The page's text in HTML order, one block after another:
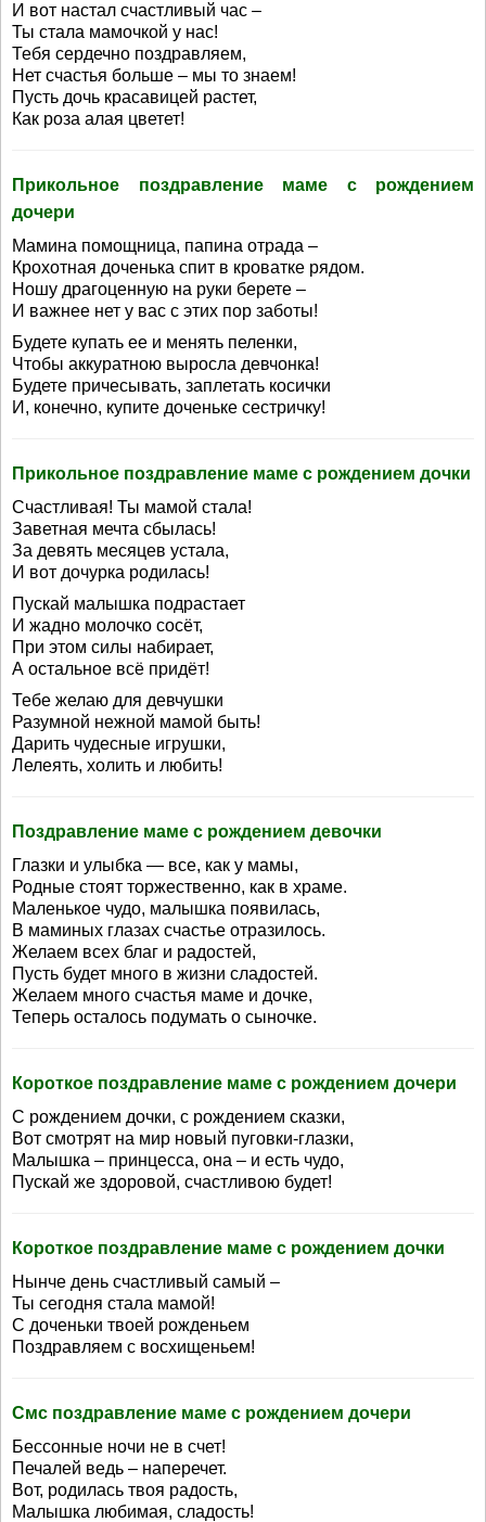
И вот настал счастливый час –
Ты стала мамочкой у нас!
Тебя сердечно поздравляем,
Нет счастья больше – мы то знаем!
Пусть дочь красавицей растет,
Как роза алая цветет!
Прикольное поздравление маме с рождением
дочери
Мамина помощница, папина отрада –
Крохотная доченька спит в кроватке рядом.
Ношу драгоценную на руки берете –
И важнее нет у вас с этих пор заботы!
Будете купать ее и менять пеленки,
Чтобы аккуратною выросла девчонка!
Будете причесывать, заплетать косички
И, конечно, купите доченьке сестричку!
Прикольное поздравление маме с рождением дочки
Счастливая! Ты мамой стала!
Заветная мечта сбылась!
За девять месяцев устала,
И вот дочурка родилась!
Пускай малышка подрастает
И жадно молочко сосёт,
При этом силы набирает,
А остальное всё придёт!
Тебе желаю для девчушки
Разумной нежной мамой быть!
Дарить чудесные игрушки,
Лелеять, холить и любить!
Поздравление маме с рождением девочки
Глазки и улыбка — все, как у мамы,
Родные стоят торжественно, как в храме.
Маленькое чудо, малышка появилась,
В маминых глазах счастье отразилось.
Желаем всех благ и радостей,
Пусть будет много в жизни сладостей.
Желаем много счастья маме и дочке,
Теперь осталось подумать о сыночке.
Короткое поздравление маме с рождением дочери
С рождением дочки, с рождением сказки,
Вот смотрят на мир новый пуговки-глазки,
Малышка – принцесса, она – и есть чудо,
Пускай же здоровой, счастливою будет!
Короткое поздравление маме с рождением дочки
Нынче день счастливый самый –
Ты сегодня стала мамой!
С доченьки твоей рожденьем
Поздравляем с восхищеньем!
Смс поздравление маме с рождением дочери
Бессонные ночи не в счет!
Печалей ведь – наперечет.
Вот, родилась твоя радость,
Малышка любимая, сладость!